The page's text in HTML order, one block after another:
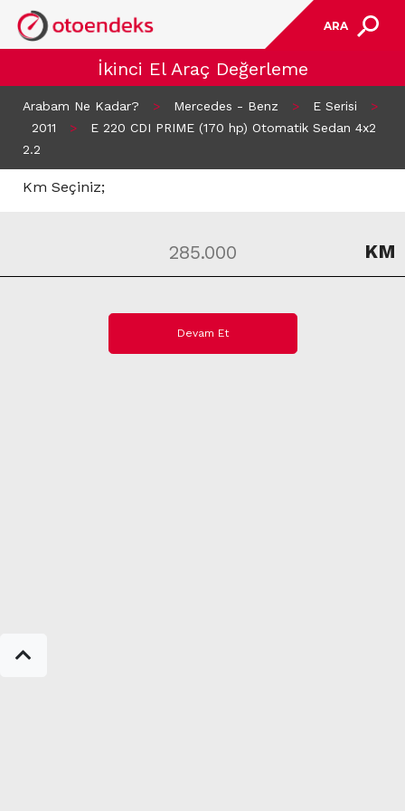
ARA
İkinci El Araç Değerleme
Arabam Ne Kadar? > Mercedes - Benz > E Serisi
>
2011
>
E 220 CDI PRIME (170 hp) Otomatik Sedan 4x2
2.2
Km Seçiniz;
KM
Devam Et